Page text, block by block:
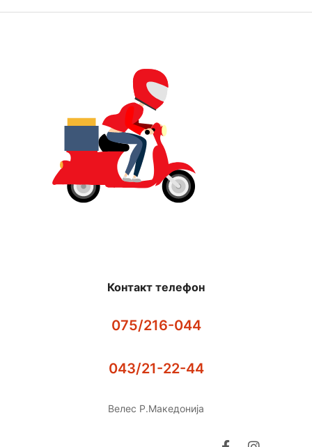
Контакт телефон
075/216-044
043/21-22-44
Велес Р.Македонија